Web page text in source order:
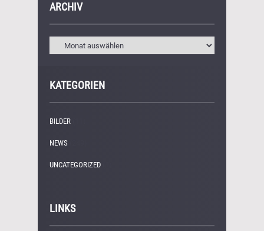
ARCHIV
KATEGORIEN
BILDER
NEWS
UNCATEGORIZED
LINKS